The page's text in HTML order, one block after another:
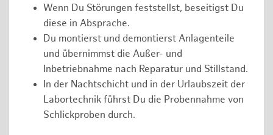
Wenn Du Störungen feststellst, beseitigst Du
diese in Absprache.
Du montierst und demontierst Anlagenteile
und übernimmst die Außer- und
Inbetriebnahme nach Reparatur und Stillstand.
In der Nachtschicht und in der Urlaubszeit der
Labortechnik führst Du die Probennahme von
Schlickproben durch.